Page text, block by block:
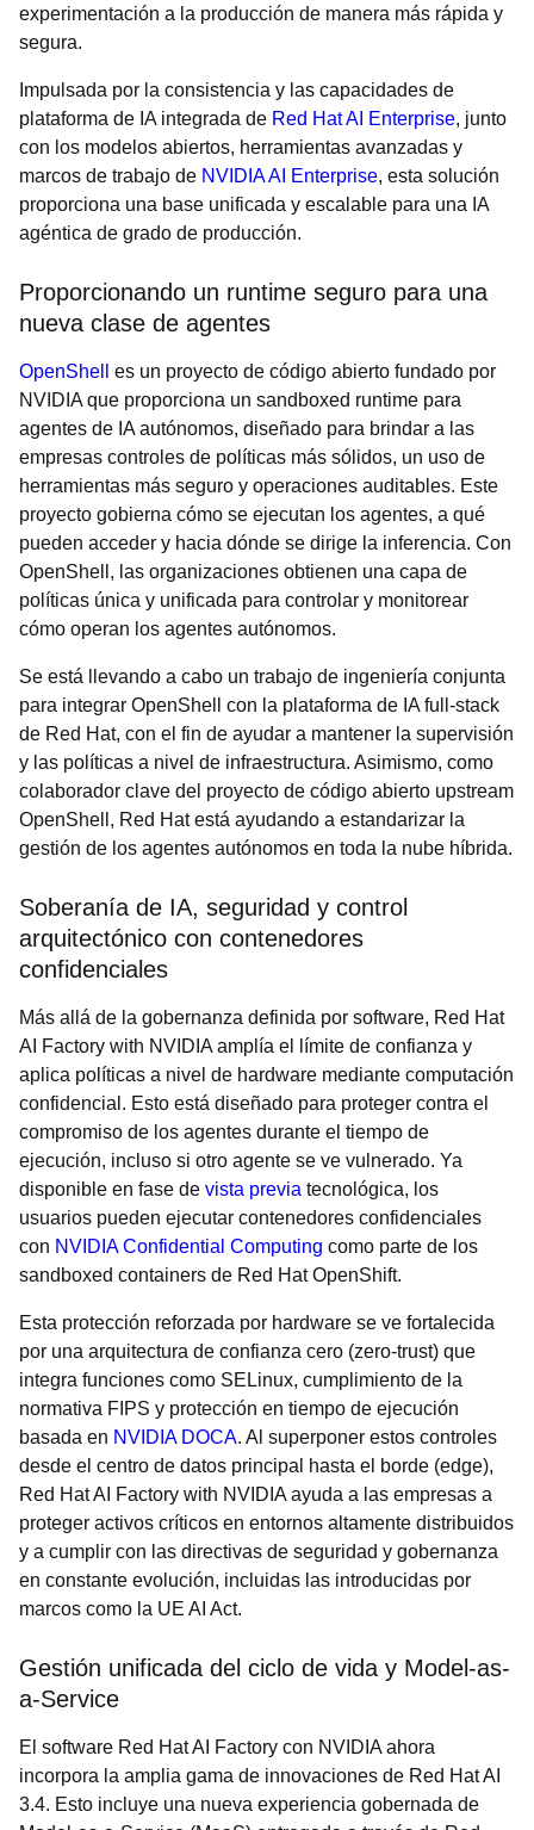
experimentación a la producción de manera más rápida y
segura.
Impulsada por la consistencia y las capacidades de
plataforma de IA integrada de Red Hat AI Enterprise, junto
con los modelos abiertos, herramientas avanzadas y
marcos de trabajo de NVIDIA AI Enterprise, esta solución
proporciona una base unificada y escalable para una IA
agéntica de grado de producción.
Proporcionando un runtime seguro para una
nueva clase de agentes
OpenShell
es un proyecto de código abierto fundado por
NVIDIA que proporciona un sandboxed runtime para
agentes de IA autónomos, diseñado para brindar a las
empresas controles de políticas más sólidos, un uso de
herramientas más seguro y operaciones auditables. Este
proyecto gobierna cómo se ejecutan los agentes, a qué
pueden acceder y hacia dónde se dirige la inferencia. Con
OpenShell, las organizaciones obtienen una capa de
políticas única y unificada para controlar y monitorear
cómo operan los agentes autónomos.
Se está llevando a cabo un trabajo de ingeniería conjunta
para integrar OpenShell con la plataforma de IA full-stack
de Red Hat, con el fin de ayudar a mantener la supervisión
y las políticas a nivel de infraestructura. Asimismo, como
colaborador clave del proyecto de código abierto upstream
OpenShell, Red Hat está ayudando a estandarizar la
gestión de los agentes autónomos en toda la nube híbrida.
Soberanía de IA, seguridad y control
arquitectónico con contenedores
confidenciales
Más allá de la gobernanza definida por software, Red Hat
AI Factory with NVIDIA amplía el límite de confianza y
aplica políticas a nivel de hardware mediante computación
confidencial. Esto está diseñado para proteger contra el
compromiso de los agentes durante el tiempo de
ejecución, incluso si otro agente se ve vulnerado. Ya
disponible en fase de vista previa tecnológica, los
usuarios pueden ejecutar contenedores confidenciales
con NVIDIA Confidential Computing como parte de los
sandboxed containers de Red Hat OpenShift.
Esta protección reforzada por hardware se ve fortalecida
por una arquitectura de confianza cero (zero-trust) que
integra funciones como SELinux, cumplimiento de la
normativa FIPS y protección en tiempo de ejecución
basada en NVIDIA DOCA. Al superponer estos controles
desde el centro de datos principal hasta el borde (edge),
Red Hat AI Factory with NVIDIA ayuda a las empresas a
proteger activos críticos en entornos altamente distribuidos
y a cumplir con las directivas de seguridad y gobernanza
en constante evolución, incluidas las introducidas por
marcos como la UE AI Act.
Gestión unificada del ciclo de vida y Model-as-
a-Service
El software Red Hat AI Factory con NVIDIA ahora
incorpora la amplia gama de innovaciones de Red Hat AI
3.4. Esto incluye una nueva experiencia gobernada de